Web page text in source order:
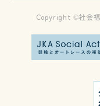
Copyright ©社会